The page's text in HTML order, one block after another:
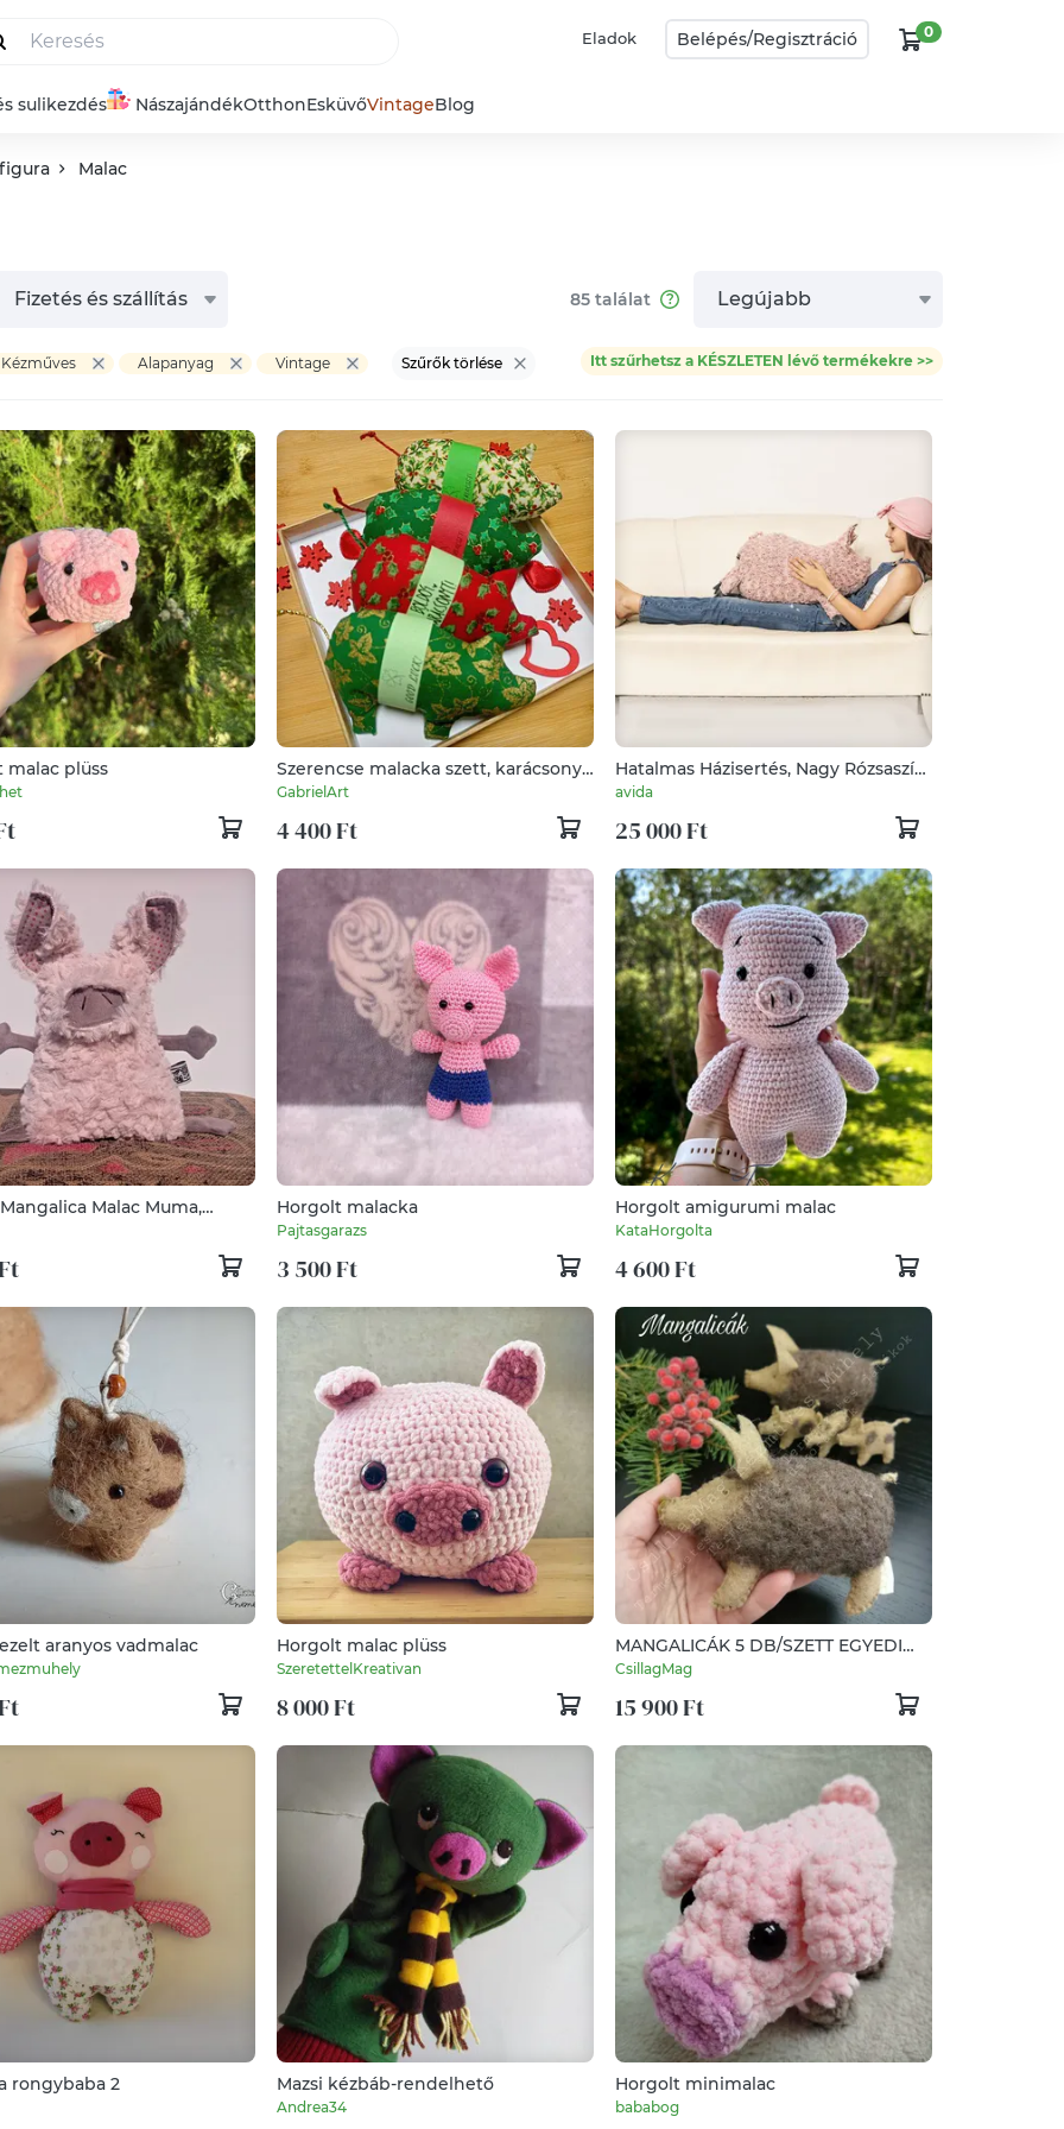
Eladok Belépés/Regisztráció 0
sulikezdés NászajándékOtthonEsküvőVintageBlog
Malac
Fizetés és szállítás 85 találat Legújabb
Kézműves Alapanyag Vintage Itt szűrhetsz a KÉSZLETEN lévő termékekre >>
Szűrők törlése
malac plüss
Szerencse malacka szett, karácsonyi,
4db
GabrielArt
4 400 Ft
Hatalmas Házisertés, Nagy Rózsaszín
Mangalica, Puha Malac Párna
avida
25 000 Ft
Malac Muma,
Horgolt malacka
Pajtasgarazs
3 500 Ft
Horgolt amigurumi malac
KataHorgolta
4 600 Ft
aranyos vadmalac Horgolt malac plüss
SzeretettelKreativan
8 000 Ft
MANGALICÁK 5 DB/SZETT EGYEDI
FENNTARTHATÓ TERMÉSZETES
MINŐSÉGI ANYAGOK WALDORF
JÁTÉK
CsillagMag
15 900 Ft
rongybaba 2 Mazsi kézbáb-rendelhető
Andrea34
Horgolt minimalac
bababog